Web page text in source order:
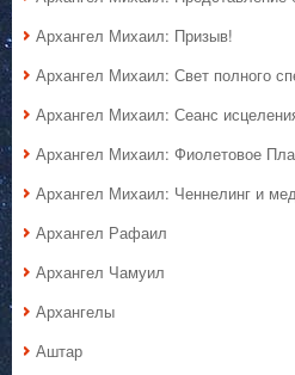
Архангел Михаил: Призыв!
Архангел Михаил: Свет полного
Архангел Михаил: Сеанс
Архангел Михаил: Фиолетовое
Архангел Михаил: Ченнелинг и
Архангел Рафаил
Архангел Чамуил
Архангелы
Аштар